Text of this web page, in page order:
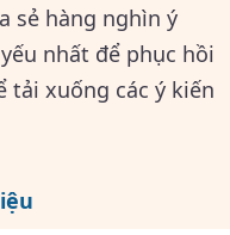
sẻ hàng nghìn ý
nhất để phục hồi
tải xuống các ý kiến